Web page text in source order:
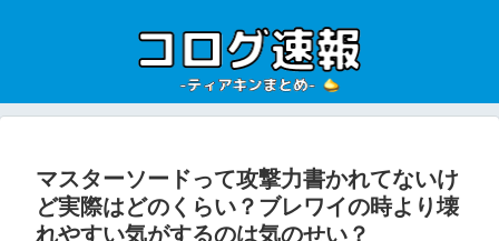
マスターソードって攻撃力書かれてないけ
ど実際はどのくらい？ブレワイの時より壊
れやすい気がするのは気のせい？